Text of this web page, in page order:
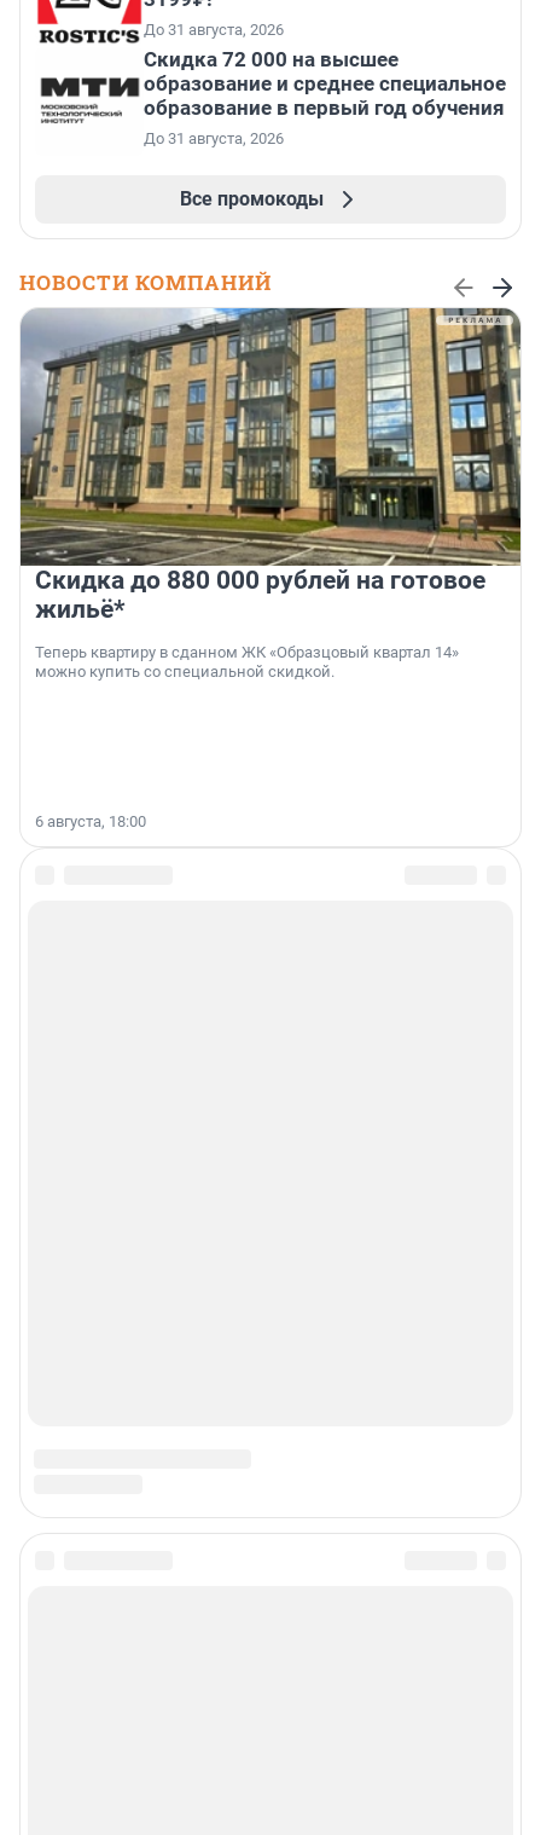
До 31 августа, 2026
Скидка 72 000 на высшее
образование и среднее специальное
образование в первый год обучения
До 31 августа, 2026
Все промокоды
НОВОСТИ КОМПАНИЙ
Скидка до 880 000 рублей на готовое
жильё*
Теперь квартиру в сданном ЖК «Образцовый квартал 14»
можно купить со специальной скидкой.
6 августа, 18:00